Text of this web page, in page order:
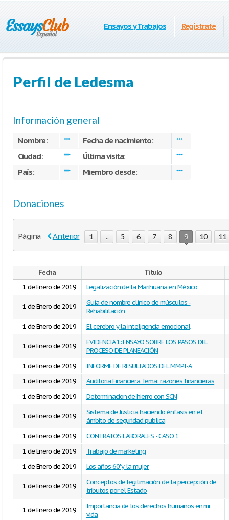
Ensayos y Trabajos Regístrate
Perfil de Ledesma
Información general
Nombre: *** Fecha de nacimiento: ***
Ciudad: *** Última visita: ***
País: *** Miembro desde: ***
Donaciones
Página Anterior 1 ... 5 6 7 8 9 10 11
Fecha
Titulo
1 de Enero de 2019
Legalización de la Marihuana en México
1 de Enero de 2019
Guía de nombre clínico de músculos -
Rehabilitación
1 de Enero de 2019
El cerebro y la inteligencia emocional
1 de Enero de 2019
EVIDENCIA 1: ENSAYO SOBRE LOS PASOS DEL
PROCESO DE PLANEACIÓN
1 de Enero de 2019
INFORME DE RESULTADOS DEL MMPI-A
1 de Enero de 2019
Auditoria Financiera Tema: razones financieras
1 de Enero de 2019
Determinacion de hierro con SCN
1 de Enero de 2019
Sistema de Justicia haciendo énfasis en el
ámbito de seguridad publica
1 de Enero de 2019
CONTRATOS LABORALES - CASO 1
1 de Enero de 2019
Trabajo de marketing
1 de Enero de 2019
Los años 60' y la mujer
1 de Enero de 2019
Conceptos de legitimación de la percepción de
tributos por el Estado
1 de Enero de 2019
Importancia de los derechos humanos en mi
vida